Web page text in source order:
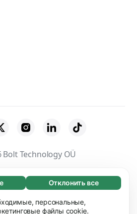
(65)
для того, чтобы вы
по сайту и использовать
Отклонить все
персональные,
файлы cookie.
Bolt Technology OÜ
соглашение
Файлы cookies